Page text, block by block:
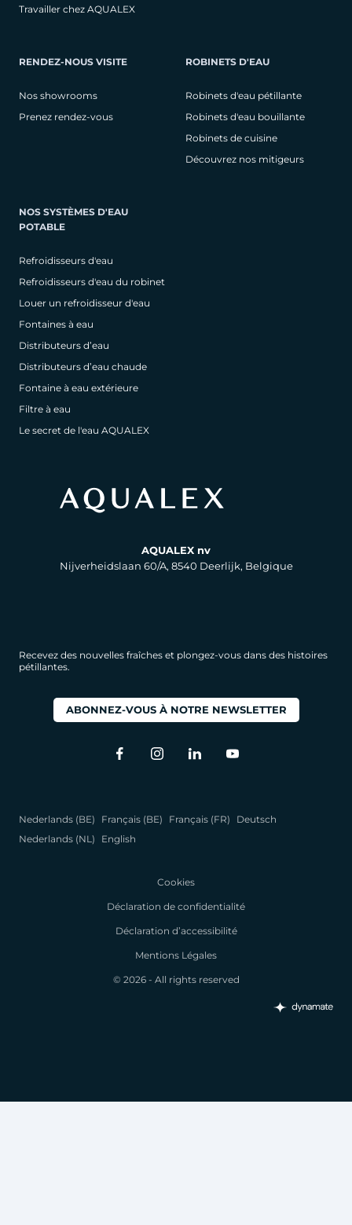
Travailler chez AQUALEX
RENDEZ-NOUS VISITE
Nos showrooms
Prenez rendez-vous
ROBINETS D'EAU
Robinets d'eau pétillante
Robinets d'eau bouillante
Robinets de cuisine
Découvrez nos mitigeurs
NOS SYSTÈMES D'EAU
POTABLE
Refroidisseurs d'eau
Refroidisseurs d'eau du robinet
Louer un refroidisseur d'eau
Fontaines à eau
Distributeurs d’eau
Distributeurs d’eau chaude
Fontaine à eau extérieure
Filtre à eau
Le secret de l'eau AQUALEX
AQUALEX nv
Nijverheidslaan 60/A, 8540 Deerlijk, Belgique
Recevez des nouvelles fraîches et plongez-vous dans des histoires
pétillantes.
ABONNEZ-VOUS À NOTRE NEWSLETTER
Nederlands (BE) Français (BE) Français (FR)
Deutsch
Nederlands (NL)
English
Cookies
Déclaration de confidentialité
Déclaration d’accessibilité
Mentions Légales
© 2026 - All rights reserved